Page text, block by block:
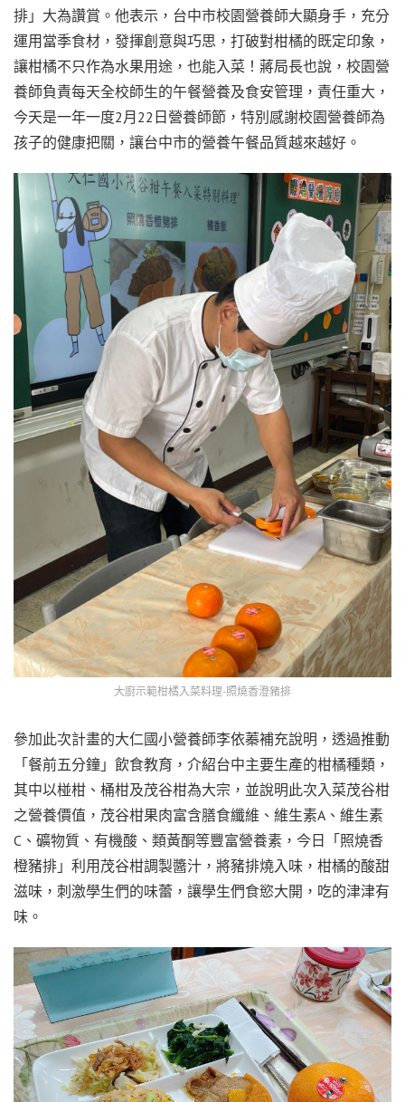
排」大為讚賞。他表示，台中市校園營養師大顯身手，充分
運用當季食材，發揮創意與巧思，打破對柑橘的既定印象，
讓柑橘不只作為水果用途，也能入菜！蔣局長也說，校園營
養師負責每天全校師生的午餐營養及食安管理，責任重大，
今天是一年一度2月22日營養師節，特別感謝校園營養師為
孩子的健康把關，讓台中市的營養午餐品質越來越好。
大廚示範柑橘入菜料理-照燒香澄豬排
參加此次計畫的大仁國小營養師李依蓁補充說明，透過推動
「餐前五分鐘」飲食教育，介紹台中主要生產的柑橘種類，
其中以椪柑、桶柑及茂谷柑為大宗，並說明此次入菜茂谷柑
之營養價值，茂谷柑果肉富含膳食纖維、維生素A、維生素
C、礦物質、有機酸、類黃酮等豐富營養素，今日「照燒香
橙豬排」利用茂谷柑調製醬汁，將豬排燒入味，柑橘的酸甜
滋味，刺激學生們的味蕾，讓學生們食慾大開，吃的津津有
味。